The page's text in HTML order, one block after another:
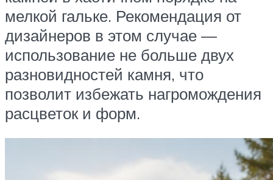
мелкой гальке. Рекомендация от
дизайнеров в этом случае —
использование не больше двух
разновидностей камня, что
позволит избежать нагромождения
расцветок и форм.